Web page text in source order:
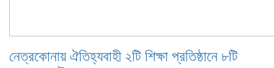
নেত্রকোনায় ঐতিহ্যবাহী ২টি শিক্ষা প্রতিষ্ঠানে ৮টি